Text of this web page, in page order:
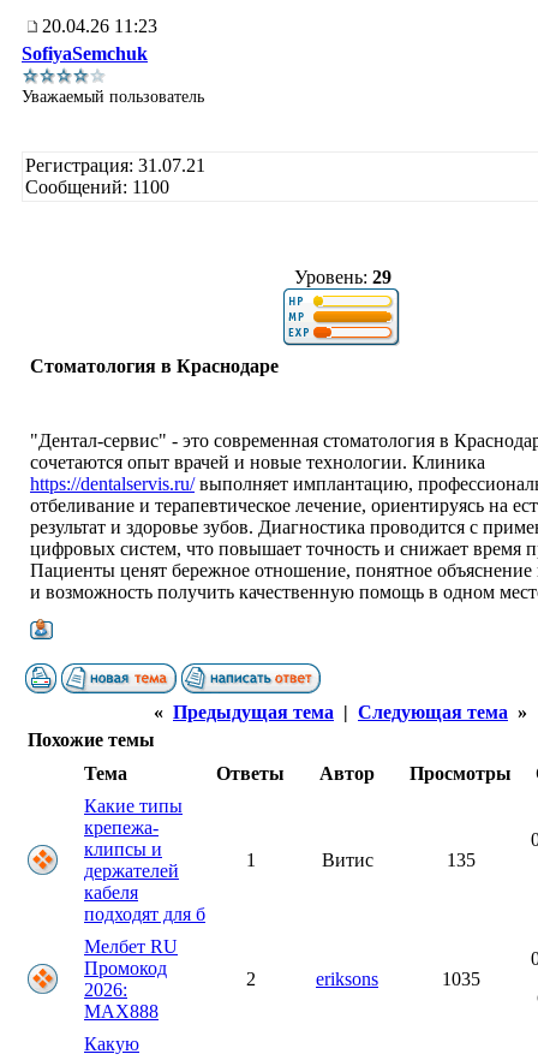
20.04.26 11:23
SofiyaSemchuk
Уважаемый пользователь
Регистрация: 31.07.21
Сообщений: 1100
Уровень: 29
Стоматология в Краснодаре
"Дентал-сервис" - это современная стоматология в
сочетаются опыт врачей и новые технологии. Клиника
https://dentalservis.ru/выполняет имплантацию,
отбеливание и терапевтическое лечение, ориентируясь на
результат и здоровье зубов. Диагностика проводится с
цифровых систем, что повышает точность и снижает время
Пациенты ценят бережное отношение, понятное объяснение
и возможность получить качественную помощь в одном
« Предыдущая тема | Следующая тема »
Похожие темы
Тема
Ответы Автор Просмотры
Какие типы
крепежа-
клипсы и
держателей
кабеля
подходят для б
1 Витис 135
Мелбет RU
Промокод
2026:
MAX888
2 eriksons 1035
Какую